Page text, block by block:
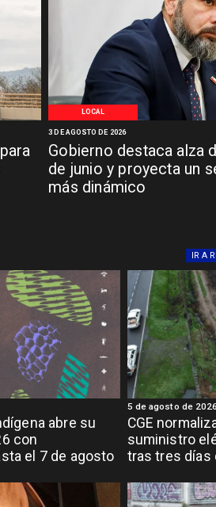
LOCAL
Gobierno destaca alza
de junio y proyecta un
más dinámico
3 DE AGOSTO DE 2026
IR A
abre su
con
el 7 de agosto
CGE
suministro
tras tres días
5 de agosto de 2026